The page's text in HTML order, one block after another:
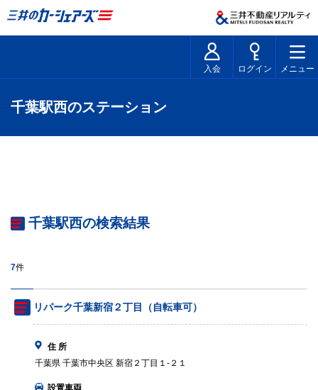
入会 ログイン メニュー
千葉駅西のステーション
千葉駅西の検索結果
7件
リパーク千葉新宿２丁目（自転車可）
住 所
千葉県 千葉市中央区 新宿２丁目１‐２１
設置車両